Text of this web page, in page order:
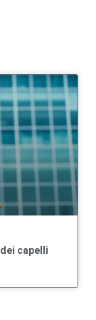
capelli